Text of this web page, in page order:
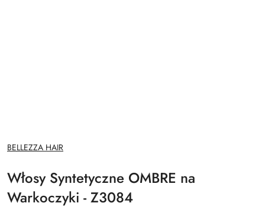
NAZWA
PRODUCENTA:
BELLEZZA HAIR
Włosy Syntetyczne OMBRE na
Warkoczyki - Z3084